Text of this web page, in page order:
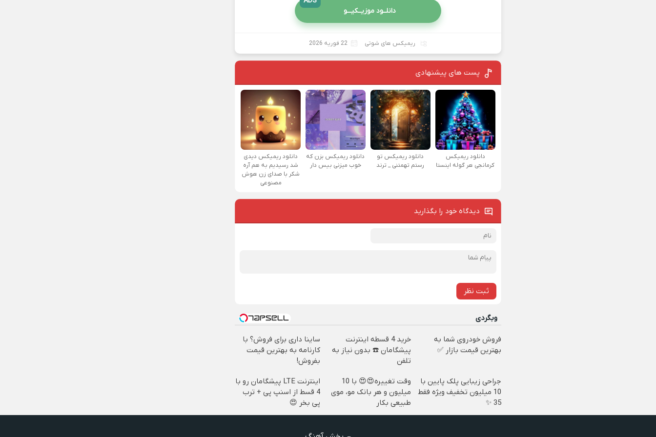
دانلــود موزیــکیـــو
ریمیکس های شوتی 22 فوریه 2026
پست های پیشنهادی
دانلود ریمیکس
کرمانجی هر گوله اینستا
دانلود ریمیکس تو
رستم تهمتنی _ ترند
دانلود ریمیکس بزن که
خوب میزنی بیس دار
دانلود ریمیکس دیدی
شد رسیدیم به هم آره
شکر با صدای زن هوش
مصنوعی
دیدگاه خود را بگذارید
ثبت نظر
وبگردی
فروش خودروی شما به
بهترین قیمت بازار ✅
خرید 4 قسطه اینترنت
پیشگامان ☎️ بدون نیاز به
تلفن
ساینا داری برای فروش؟ با
کارنامه به بهترین قیمت
بفروش!
جراحی زیبایی پلک پایین با
10 میلیون تخفیف ویژه فقط
35 ✨
وقت تغییره😍😍 با 10
میلیون و هر بانک مو، موی
طبیعی بکار
اینترنت LTE پیشگامان رو با
4 قسط از اسنپ پی + ترب
پی بخر 😍